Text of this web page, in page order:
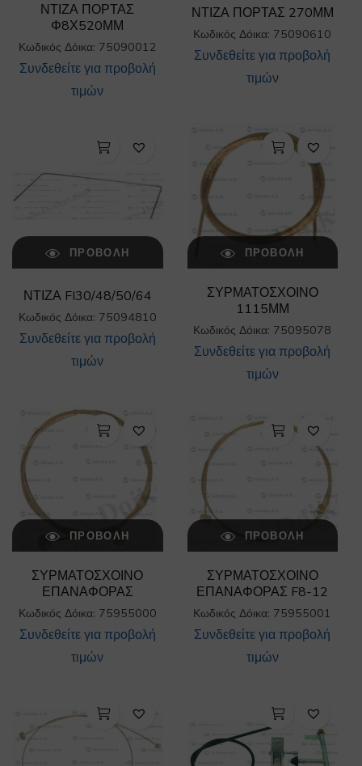
ΝΤΙΖΑ ΠΟΡΤΑΣ
Φ8Χ520ΜΜ
Κωδικός Δόικα: 75090012
Συνδεθείτε για προβολή
τιμών
ΝΤΙΖΑ ΠΟΡΤΑΣ 270ΜΜ
Κωδικός Δόικα: 75090610
Συνδεθείτε για προβολή
τιμών
ΠΡΟΒΟΛΉ
ΝΤΙΖΑ FI30/48/50/64
Κωδικός Δόικα: 75094810
Συνδεθείτε για προβολή
τιμών
ΠΡΟΒΟΛΉ
ΣΥΡΜΑΤΟΣΧΟΙΝΟ
1115ΜΜ
Κωδικός Δόικα: 75095078
Συνδεθείτε για προβολή
τιμών
ΠΡΟΒΟΛΉ
ΣΥΡΜΑΤΟΣΧΟΙΝΟ
ΕΠΑΝΑΦΟΡΑΣ
Κωδικός Δόικα: 75955000
Συνδεθείτε για προβολή
τιμών
ΠΡΟΒΟΛΉ
ΣΥΡΜΑΤΟΣΧΟΙΝΟ
ΕΠΑΝΑΦΟΡΑΣ F8-12
Κωδικός Δόικα: 75955001
Συνδεθείτε για προβολή
τιμών